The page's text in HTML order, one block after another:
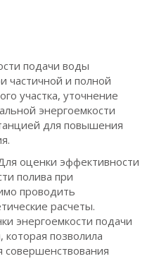
подачи воды
частичной и полной
участка, уточнение
энергоемкости
для повышения
оценки эффективности
полива при
проводить
расчеты.
энергоемкости подачи
позволила
совершенствования